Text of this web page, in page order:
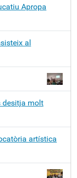
Apropa
al
desitja molt
artística